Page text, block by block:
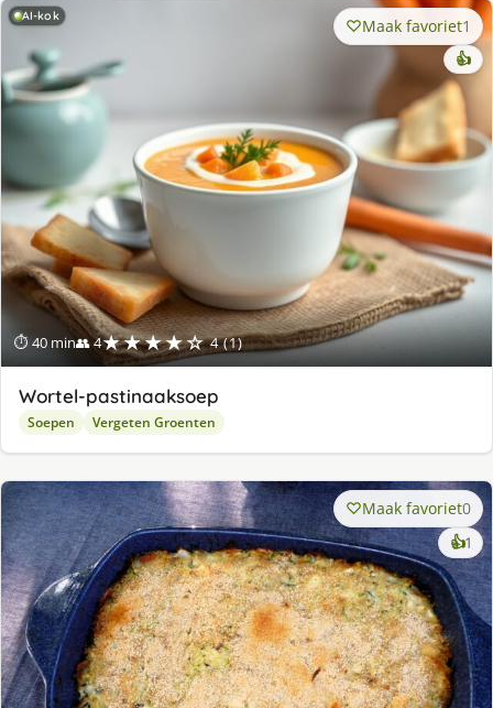
AI-kok
⏱ 40 min👥 4★★★★☆ 4 (1)
Maak favoriet1
👍
Wortel-pastinaaksoep
Soepen Vergeten Groenten
Maak favoriet0
👍1